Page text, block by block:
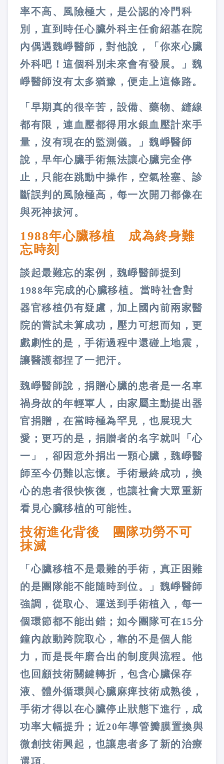
率不高、風險極大，是公認的冷門科
別，直到時任心臟外科主任俞紹基在院
內偶遇魏崢醫師，對他說，「你來心臟
外科吧！這個科別未來會有發展。」魏
崢醫師沒有太多猶豫，便走上這條路。
「早期真的很辛苦，設備、藥物、縫線
都有限，連血壓都得用水銀血壓計來手
量，沒有現在的監測儀。」魏崢醫師
說，早年心臟手術無法讓心臟完全停
止，只能在跳動中操作，空氣栓塞、診
斷誤判的風險極高，每一次開刀都像在
與死神拔河。
1988年心臟移植 成為終身難
忘時刻
談起最難忘的案例，魏崢醫師提到
1988年完成的心臟移植。當時社會對
器官移植仍有疑慮，加上國內前兩家醫
院的嘗試未算成功，壓力可想而知，更
戲劇性的是，手術過程中還碰上地震，
讓醫護都捏了一把汗。
魏崢醫師說，捐贈心臟的患者是一名車
禍身故的年輕軍人，由家屬主動提出器
官捐贈，在當時極為罕見，也展現大
愛；更巧的是，捐贈者的名字就叫「心
一」，卻因意外捐出一顆心臟，魏崢醫
師至今仍難以忘懷。手術最終成功，換
心的患者很快恢復，也讓社會大眾重新
看見心臟移植的可能性。
技術進化背後 團隊功勞不可
抹滅
「心臟移植不是最難的手術，真正困難
的是團隊能不能隨時到位。」魏崢醫師
強調，從取心、運送到手術植入，每一
個環節都不能出錯；如今團隊可在15分
鐘內啟動跨院取心，靠的不是個人能
力，而是長年磨合出的制度與流程。他
也回顧技術關鍵轉折，包含心臟保存
液、體外循環與心臟麻痺技術成熟後，
手術才得以在心臟停止狀態下進行，成
功率大幅提升；近20年導管瓣膜置換與
微創技術興起，也讓患者多了新的治療
選項。